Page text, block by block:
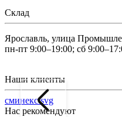
Склад
Ярославль, улица
пн-пт 9:00–19:00; сб
Наши клиенты
сминекс.svg
Нас рекомендуют